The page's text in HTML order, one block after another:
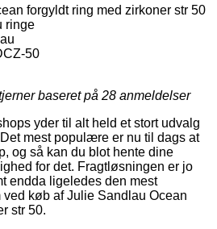
forgyldt ring med zirkoner str 50
ringe
50
baseret på 28 anmeldelser
yder til alt held et stort udvalg
mest populære er nu til dags at
og så kan du blot hente dine
for det. Fragtløsningen er jo
endda ligeledes den mest
køb af Julie Sandlau Ocean
str 50.